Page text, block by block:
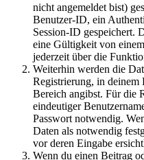
nicht angemeldet bist)
Benutzer-ID, ein
Session-ID gespeichert.
eine Gültigkeit von
jederzeit über die
Weiterhin werden die
Registrierung, in deinem
Bereich angibst. Für die
eindeutiger
Passwort notwendig.
Daten als notwendig
vor deren Eingabe
Wenn du einen Beitrag